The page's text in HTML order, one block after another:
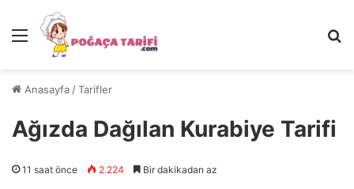
Menü
Anasayfa /Tarifler
Ağızda Dağılan Kurabiye Tarifi
11 saat önce 2.224 Bir dakikadan az